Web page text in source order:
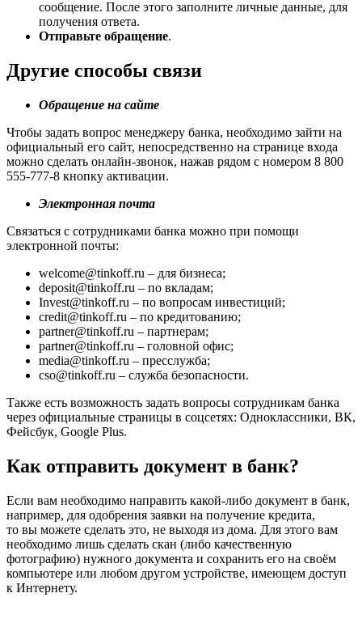
сообщение. После этого заполните личные данные, для
получения ответа.
Отправьте обращение.
Другие способы связи
Обращение на сайте
Чтобы задать вопрос менеджеру банка, необходимо зайти на
официальный его сайт, непосредственно на странице входа
можно сделать онлайн-звонок, нажав рядом с номером 8 800
555-777-8 кнопку активации.
Электронная почта
Связаться с сотрудниками банка можно при помощи
электронной почты:
welcome@tinkoff.ru – для бизнеса;
deposit@tinkoff.ru – по вкладам;
Invest@tinkoff.ru – по вопросам инвестиций;
credit@tinkoff.ru – по кредитованию;
partner@tinkoff.ru – партнерам;
partner@tinkoff.ru – головной офис;
media@tinkoff.ru – пресслужба;
cso@tinkoff.ru – служба безопасности.
Также есть возможность задать вопросы сотрудникам банка
через официальные страницы в соцсетях: Одноклассники, ВК,
Фейсбук, Google Plus.
Как отправить документ в банк?
Если вам необходимо направить какой-либо документ в банк,
например, для одобрения заявки на получение кредита,
то вы можете сделать это, не выходя из дома. Для этого вам
необходимо лишь сделать скан (либо качественную
фотографию) нужного документа и сохранить его на своём
компьютере или любом другом устройстве, имеющем доступ
к Интернету.